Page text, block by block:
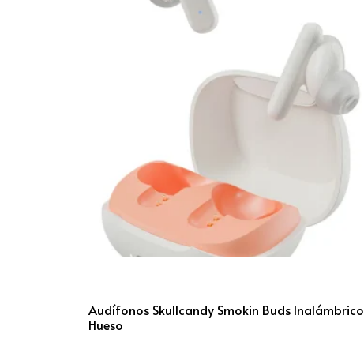
Audífonos Skullcandy Smokin Buds
Hueso